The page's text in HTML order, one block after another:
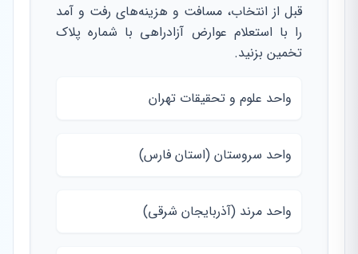
قبل از انتخاب، مسافت و هزینه‌های رفت و آمد
را با استعلام عوارض آزادراهی با شماره پلاک
تخمین بزنید.
واحد علوم و تحقیقات تهران
واحد سروستان (استان فارس)
واحد مرند (آذربایجان شرقی)